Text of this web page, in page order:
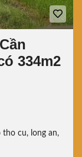
334m2
tho cu, long an,